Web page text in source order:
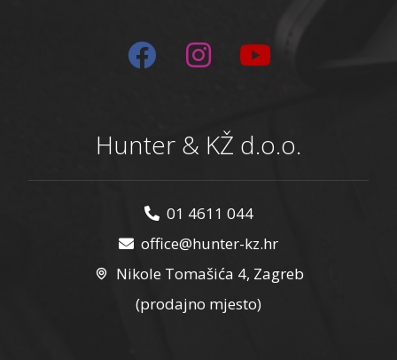
Hunter & KŽ d.o.o.
01 4611 044
office@hunter-kz.hr
Nikole Tomašića 4, Zagreb
(prodajno mjesto)